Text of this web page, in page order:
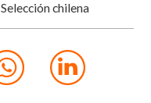
Selección chilena